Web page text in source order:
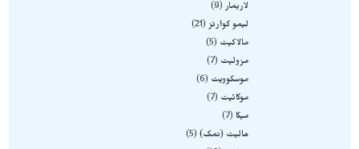
لاریمار 9
لیمو کوارتز 21
مالاکیت
5
مزولیت
7
موسکوویت
6
موکائیت
7
میکا
7
هالیت (نمک) 5